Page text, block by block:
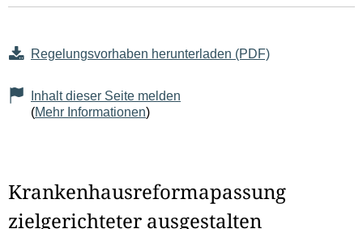
Regelungsvorhaben herunterladen (PDF)
Inhalt dieser Seite melden
(Mehr Informationen)
Krankenhausreformapassung
zielgerichteter ausgestalten